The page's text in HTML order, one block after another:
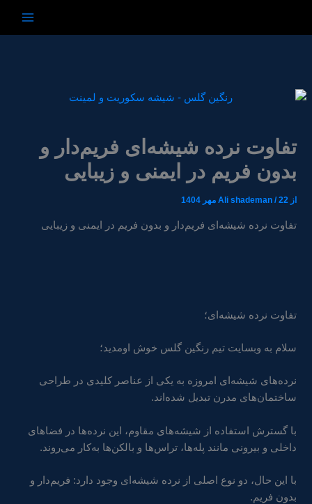
تفاوت نرده شیشه‌ای فریم‌دار و
بدون فریم در ایمنی و زیبایی
از Ali shademan / 22 مهر 1404
تفاوت نرده شیشه‌ای فریم‌دار و بدون فریم در ایمنی و زیبایی
تفاوت نرده شیشه‌ای؛
سلام به وبسایت تیم رنگین گلس خوش اومدید؛
نرده‌های شیشه‌ای امروزه به یکی از عناصر کلیدی در طراحی
ساختمان‌های مدرن تبدیل شده‌اند.
با گسترش استفاده از شیشه‌های مقاوم، این نرده‌ها در فضاهای
داخلی و بیرونی مانند پله‌ها، تراس‌ها و بالکن‌ها به‌کار می‌روند.
با این حال، دو نوع اصلی از نرده شیشه‌ای وجود دارد: فریم‌دار و
بدون فریم.